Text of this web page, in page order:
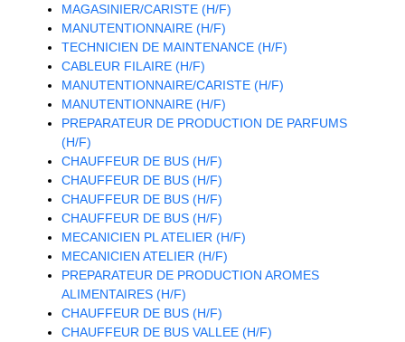
MAGASINIER/CARISTE (H/F)
MANUTENTIONNAIRE (H/F)
TECHNICIEN DE MAINTENANCE (H/F)
CABLEUR FILAIRE (H/F)
MANUTENTIONNAIRE/CARISTE (H/F)
MANUTENTIONNAIRE (H/F)
PREPARATEUR DE PRODUCTION DE PARFUMS
(H/F)
CHAUFFEUR DE BUS (H/F)
CHAUFFEUR DE BUS (H/F)
CHAUFFEUR DE BUS (H/F)
CHAUFFEUR DE BUS (H/F)
MECANICIEN PL ATELIER (H/F)
MECANICIEN ATELIER (H/F)
PREPARATEUR DE PRODUCTION AROMES
ALIMENTAIRES (H/F)
CHAUFFEUR DE BUS (H/F)
CHAUFFEUR DE BUS VALLEE (H/F)